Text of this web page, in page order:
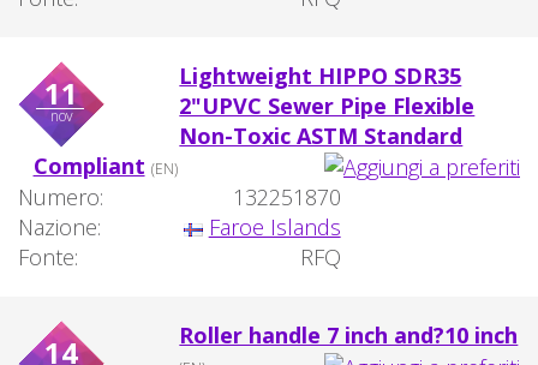
11
nov
Lightweight HIPPO SDR35
2"UPVC Sewer Pipe Flexible
Non-Toxic ASTM Standard
Compliant (EN)
Numero:
132251870
Nazione:
Faroe Islands
Fonte:
RFQ
14 Roller handle 7 inch and?10 inch